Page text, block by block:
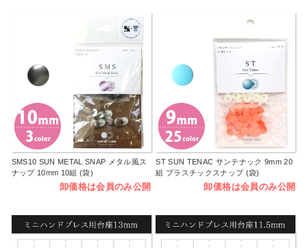
SMS10 SUN METAL SNAP メタル風ス
ナップ 10mm 10組 (袋)
卸価格は会員のみ公開
ST SUN TENAC サンテナック 9mm 20
組 プラスチックスナップ (袋)
卸価格は会員のみ公開